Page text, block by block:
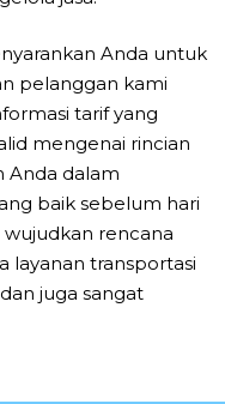
Anda untuk
pelanggan kami
tarif yang
mengenai rincian
Anda dalam
baik sebelum hari
rencana
layanan transportasi
juga sangat